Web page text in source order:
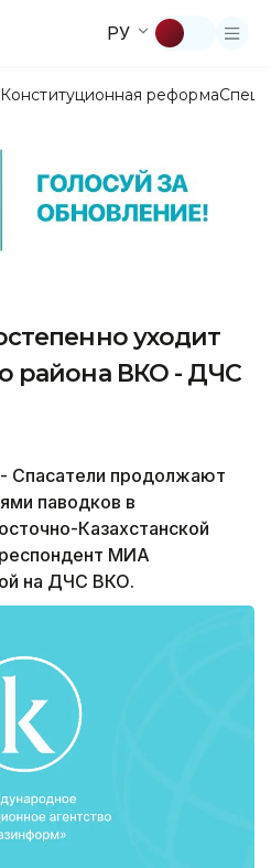
РУ
Конституционная реформа
уходит
района ВКО - ДЧС
продолжают
паводков в
Казахстанской
МИА
на ДЧС ВКО.